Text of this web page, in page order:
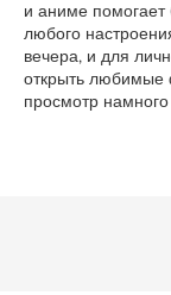
и аниме помогает
любого
вечера, и для
открыть любимые
просмотр